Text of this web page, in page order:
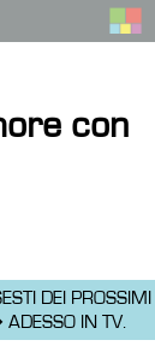
con
DEI PROSSIMI
IN TV.